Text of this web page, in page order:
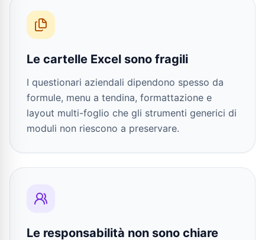
Le cartelle Excel sono fragili
I questionari aziendali dipendono spesso da
formule, menu a tendina, formattazione e
layout multi-foglio che gli strumenti generici di
moduli non riescono a preservare.
Le responsabilità non sono chiare